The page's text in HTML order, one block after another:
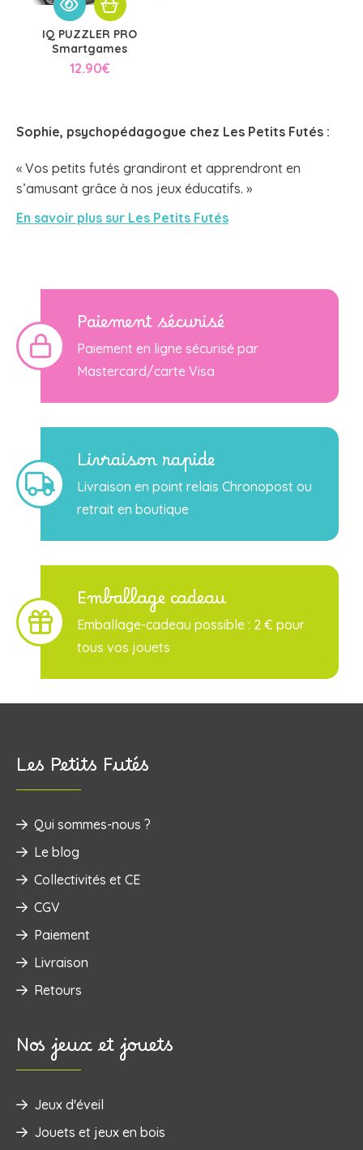
Sophie, psychopédagogue chez Les Petits Futés :
« Vos petits futés grandiront et apprendront en
s’amusant grâce à nos jeux éducatifs. »
En savoir plus sur Les Petits Futés
IQ PUZZLER PRO
Smartgames
12.90€
Paiement sécurisé
Paiement en ligne sécurisé par
Mastercard/carte Visa
Livraison rapide
Livraison en point relais Chronopost ou
retrait en boutique
Emballage cadeau
Emballage-cadeau possible : 2 € pour
tous vos jouets
Les Petits Futés
Qui sommes-nous ?
Le blog
Collectivités et CE
CGV
Paiement
Livraison
Retours
Nos jeux et jouets
Jeux d'éveil
‌Jouets et jeux en bois